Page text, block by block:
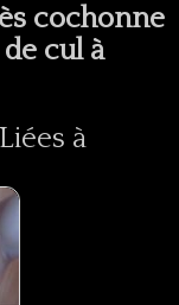
cochonne
cul à
à